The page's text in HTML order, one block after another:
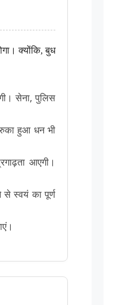
क्योंकि, बुध
सेना, पुलिस
रुका हुआ धन भी
आएगी।
स्वयं का पूर्ण